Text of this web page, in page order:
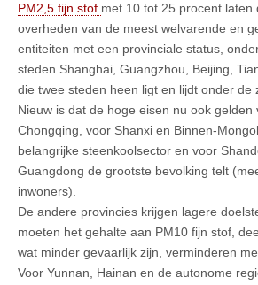
PM2,5 fijn stof met 10 tot 25 procent laten
overheden van de meest welvarende en
entiteiten met een provinciale status,
steden Shanghai, Guangzhou, Beijing,
die twee steden heen ligt en lijdt onder de
Nieuw is dat de hoge eisen nu ook gelden
Chongqing, voor Shanxi en Binnen-
belangrijke steenkoolsector en voor
Guangdong de grootste bevolking telt
inwoners).
De andere provincies krijgen lagere
moeten het gehalte aan PM10 fijn stof,
wat minder gevaarlijk zijn, verminderen
Voor Yunnan, Hainan en de autonome